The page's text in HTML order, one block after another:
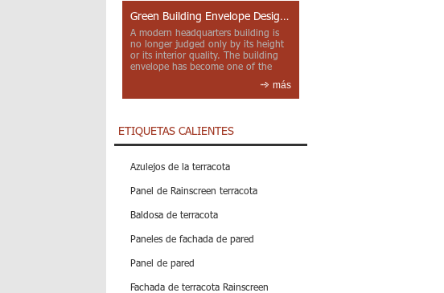
Green Building Envelope Design: Clay Sunscreen Fins for Modern Headquarters Architecture
A modern headquarters building is
no longer judged only by its height
or its interior quality. The building
envelope has become one of the
más
ETIQUETAS CALIENTES
Azulejos de la terracota
Panel de Rainscreen terracota
Baldosa de terracota
Paneles de fachada de pared
Panel de pared
Fachada de terracota Rainscreen